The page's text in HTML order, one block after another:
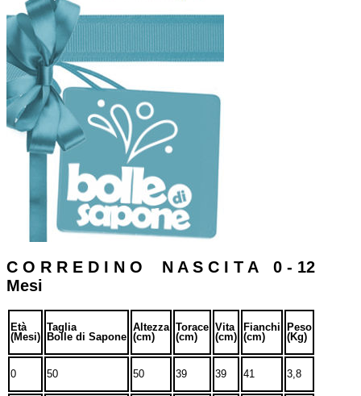
C O R R E D I N O N A S C I T A 0 - 12
Mesi
Età
(Mesi)
Taglia
Bolle di Sapone
Altezza
(cm)
Torace
(cm)
Vita
(cm)
Fianchi
(cm)
Peso
(Kg)
0 50 50 39 39 41 3,8